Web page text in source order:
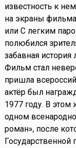
известность к
на экраны фильма
или С легким
полюбился
забавная
Фильм стал
пришла
актёр был
1977 году. В
одном
роман», после